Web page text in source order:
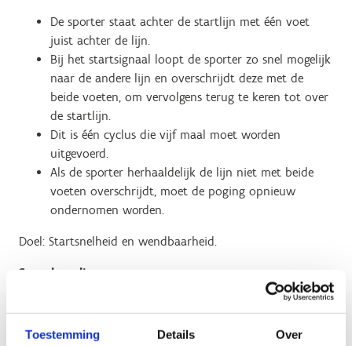
Toestemming Details Over
De sporter staat achter de startlijn met één voet
juist achter de lijn.
Bij het startsignaal loopt de sporter zo snel mogelijk
naar de andere lijn en overschrijdt deze met de
beide voeten, om vervolgens terug te keren tot over
de startlijn.
Dit is één cyclus die vijf maal moet worden
uitgevoerd.
Als de sporter herhaaldelijk de lijn niet met beide
voeten overschrijdt, moet de poging opnieuw
ondernomen worden.
Doel: Startsnelheid en wendbaarheid.
Scorebepaling
De tijd die nodig is om 5 volledige cycli af te leggen, wordt